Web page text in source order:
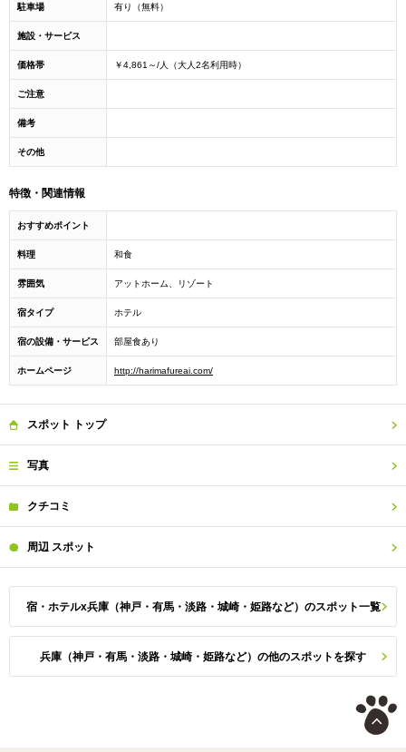
駐車場 有り（無料）
施設・サービス
価格帯 ￥4,861～/人（大人2名利用時）
ご注意
備考
その他
特徴・関連情報
おすすめポイント
料理 和食
雰囲気 アットホーム、リゾート
宿タイプ ホテル
宿の設備・サービス 部屋食あり
ホームページ http://harimafureai.com/
スポット トップ
写真
クチコミ
周辺 スポット
宿・ホテルx兵庫（神戸・有馬・淡路・城崎・姫路など）のスポット一覧
兵庫（神戸・有馬・淡路・城崎・姫路など）の他のスポットを探す